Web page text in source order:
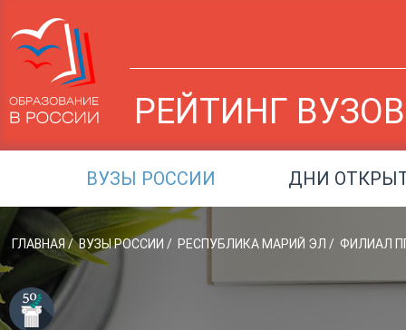
РЕЙТИНГ ВУЗОВ
ВУЗЫ РОССИИ ДНИ
ГЛАВНАЯ / ВУЗЫ РОССИИ / РЕСПУБЛИКА МАРИЙ ЭЛ / ФИЛИАЛ